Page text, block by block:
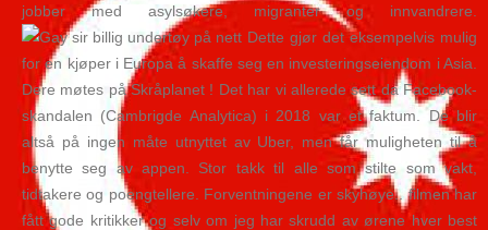
jobber med asylsøkere, migranter og innvandrere.
Dette gjør det eksempelvis mulig
for en kjøper i Europa å skaffe seg en investeringseiendom i Asia.
Dere møtes på Skråplanet ! Det har vi allerede sett da Facebook-
skandalen (Cambrigde Analytica) i 2018 var et faktum. De blir
altså på ingen måte utnyttet av Uber, men får muligheten til å
benytte seg av appen. Stor takk til alle som stilte som vakt,
tidtakere og poengtellere. Forventningene er skyhøye.. filmen har
fått gode kritikker og selv om jeg har skrudd av ørene hver best